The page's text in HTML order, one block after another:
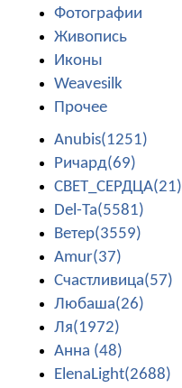
Фотографии
Живопись
Иконы
Weavesilk
Прочее
Anubis(1251)
Ричард(69)
СВЕТ_СЕРДЦА(21)
Del-Ta(5581)
Ветер(3559)
Amur(37)
Счастливица(57)
Любаша(26)
Ля(1972)
Анна (48)
ElenaLight(2688)